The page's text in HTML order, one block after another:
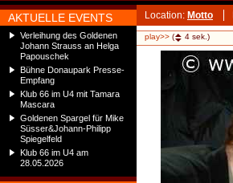
AKTUELLE EVENTS
Verleihung des Goldenen
Johann Strauss an Helga
Papouschek
Bühne Donaupark Presse-
Empfang
Klub 66 im U4 mit Tamara
Mascara
Goldenen Spargel für Mike
Süsser&Johann-Philipp
Spiegelfeld
Klub 66 im U4 am
28.05.2026
Location: Motto
play>> ( 4 sek.)